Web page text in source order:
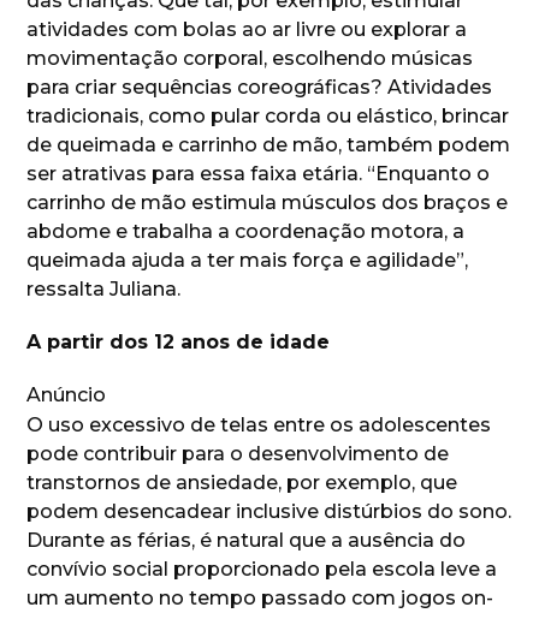
atividades com bolas ao ar livre ou explorar a
movimentação corporal, escolhendo músicas
para criar sequências coreográficas? Atividades
tradicionais, como pular corda ou elástico, brincar
de queimada e carrinho de mão, também podem
ser atrativas para essa faixa etária. “Enquanto o
carrinho de mão estimula músculos dos braços e
abdome e trabalha a coordenação motora, a
queimada ajuda a ter mais força e agilidade”,
ressalta Juliana.
A partir dos 12 anos de idade
Anúncio
O uso excessivo de telas entre os adolescentes
pode contribuir para o desenvolvimento de
transtornos de ansiedade, por exemplo, que
podem desencadear inclusive distúrbios do sono.
Durante as férias, é natural que a ausência do
convívio social proporcionado pela escola leve a
um aumento no tempo passado com jogos on-